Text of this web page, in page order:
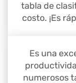
tabla de
costo. ¡Es
Es una
numerosos